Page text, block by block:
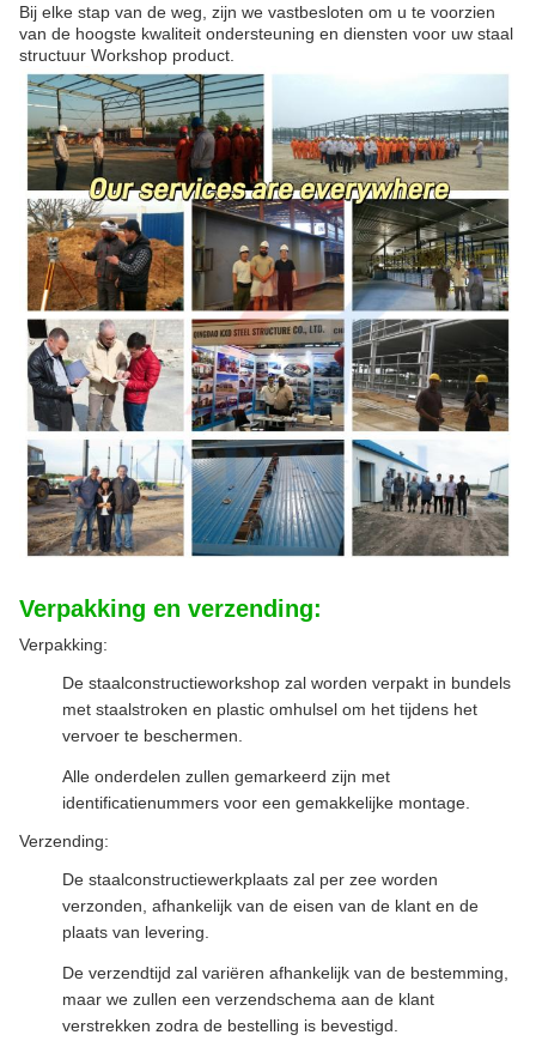
Bij elke stap van de weg, zijn we vastbesloten om u te voorzien
van de hoogste kwaliteit ondersteuning en diensten voor uw staal
structuur Workshop product.
Verpakking en verzending:
Verpakking:
De staalconstructieworkshop zal worden verpakt in bundels
met staalstroken en plastic omhulsel om het tijdens het
vervoer te beschermen.
Alle onderdelen zullen gemarkeerd zijn met
identificatienummers voor een gemakkelijke montage.
Verzending:
De staalconstructiewerkplaats zal per zee worden
verzonden, afhankelijk van de eisen van de klant en de
plaats van levering.
De verzendtijd zal variëren afhankelijk van de bestemming,
maar we zullen een verzendschema aan de klant
verstrekken zodra de bestelling is bevestigd.